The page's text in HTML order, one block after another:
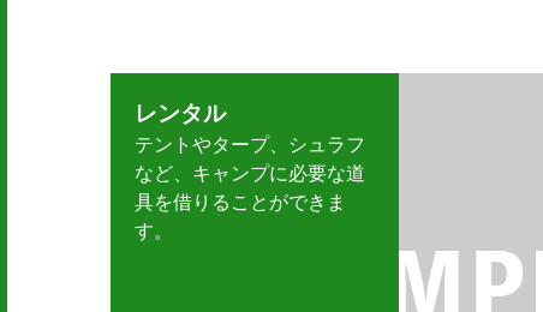
レンタル
テントやタープ、シュラフ
など、キャンプに必要な道
具を借りることができま
す。